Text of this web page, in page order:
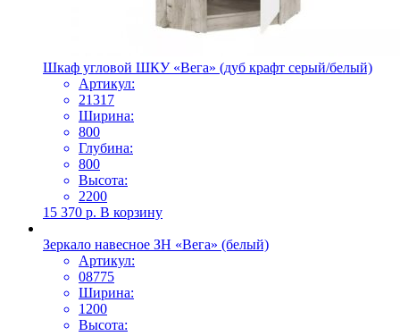
Шкаф угловой ШКУ «Вега» (дуб крафт серый/белый)
Артикул:
21317
Ширина:
800
Глубина:
800
Высота:
2200
15 370 р. В корзину
Зеркало навесное ЗН «Вега» (белый)
Артикул:
08775
Ширина:
1200
Высота: